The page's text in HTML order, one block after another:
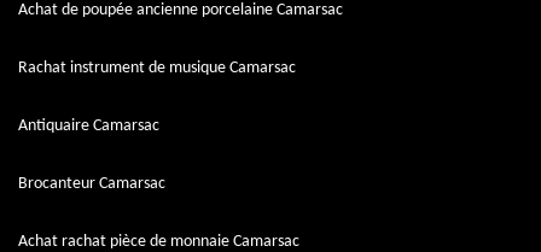
Achat de poupée ancienne porcelaine Camarsac
Rachat instrument de musique Camarsac
Antiquaire Camarsac
Brocanteur Camarsac
Achat rachat pièce de monnaie Camarsac